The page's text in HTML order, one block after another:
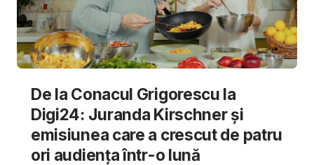
De la Conacul Grigorescu la
Digi24: Juranda Kirschner și
emisiunea care a crescut de patru
ori audiența într-o lună